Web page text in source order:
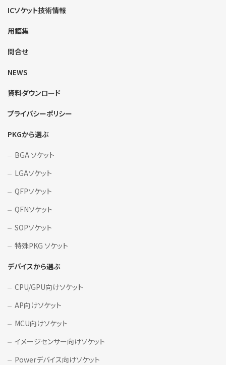
ICソケット技術情報
用語集
問合せ
NEWS
資料ダウンロード
プライバシーポリシー
PKGから選ぶ
BGA ソケット
LGAソケット
QFPソケット
QFNソケット
SOPソケット
特殊PKG ソケット
デバイスから選ぶ
CPU/GPU向けソケット
AP向けソケット
MCU向けソケット
イメージセンサー向けソケット
Powerデバイス向けソケット